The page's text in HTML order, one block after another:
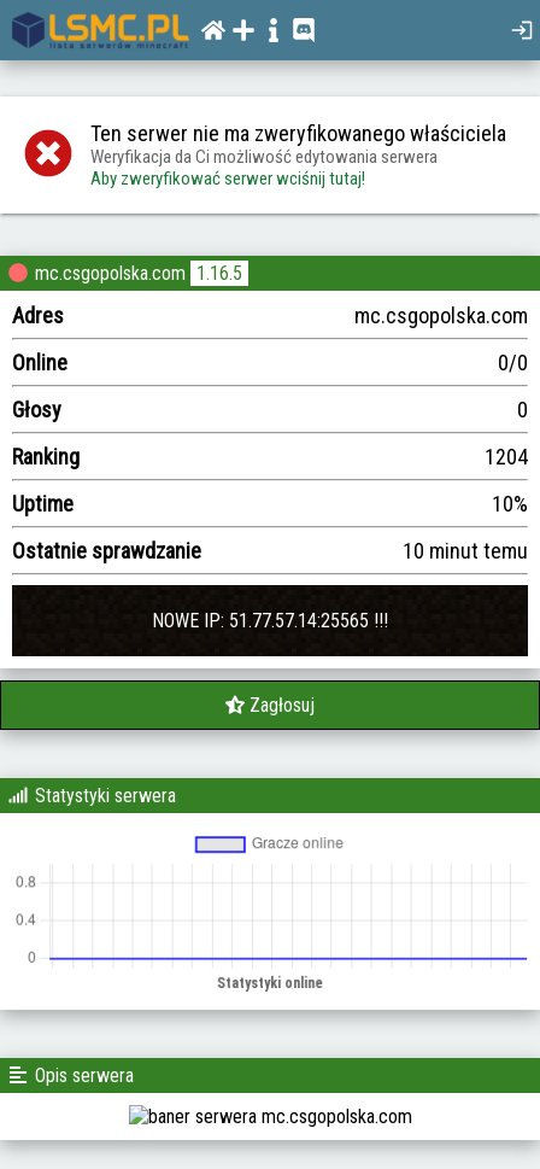
Ten serwer nie ma zweryfikowanego właściciela
Weryfikacja da Ci możliwość edytowania serwera
Aby zweryfikować serwer wciśnij tutaj!
mc.csgopolska.com 1.16.5
Adres
mc.csgopolska.com
Online
0/0
Głosy
0
Ranking
1204
Uptime
10%
Ostatnie sprawdzanie
10 minut temu
NOWE IP: 51.77.57.14:25565 !!!
Zagłosuj
Statystyki serwera
Opis serwera